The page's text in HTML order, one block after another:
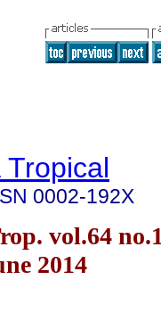
0002-192X
vol.64
2014